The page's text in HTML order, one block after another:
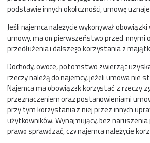
podstawie innych okoliczności, umowę
Jeśli najemca należycie wykonywał obowiązki
umowy, ma on pierwszeństwo przed innymi
przedłużenia i dalszego korzystania z
Dochody, owoce, potomstwo zwierząt
rzeczy należą do najemcy, jeżeli umowa nie
Najemca ma obowiązek korzystać z rzeczy
przeznaczeniem oraz postanowieniami
przy tym korzystania z niej przez innych
użytkowników. Wynajmujący, bez naruszenia
prawo sprawdzać, czy najemca należycie